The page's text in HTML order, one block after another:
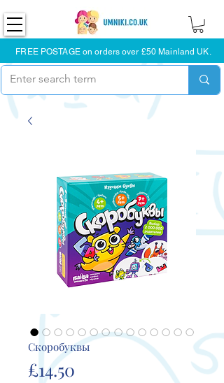
FREE POSTAGE on orders over £50 Mainland UK.
Скоробуквы
£14.50